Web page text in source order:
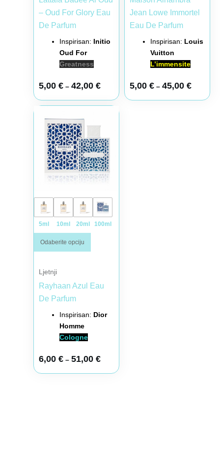
– Oud For Glory Eau
De Parfum
Inspirisan: Initio
Oud For
Greatness
5,00 € – 42,00 €
Jean Lowe Immortel
Eau De Parfum
Inspirisan: Louis
Vuitton
L’immensite
5,00 € – 45,00 €
5ml 10ml 20ml 100ml
Odaberite opciju
Ljetnji
Rayhaan Azul Eau
De Parfum
Inspirisan: Dior
Homme
Cologne
6,00 € – 51,00 €
Raspon cena: od 6,00 € do 51,00 €
Ovaj proizvod ima više varijanti. Opcije mogu biti